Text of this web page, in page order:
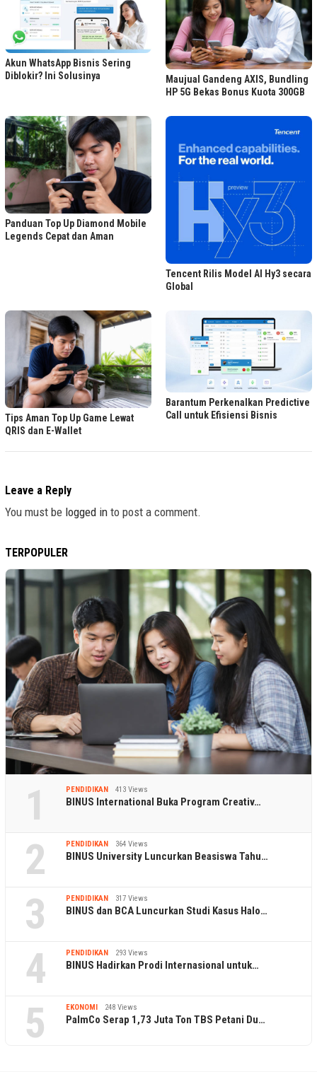
Akun WhatsApp Bisnis Sering
Diblokir? Ini Solusinya
Maujual Gandeng AXIS, Bundling
HP 5G Bekas Bonus Kuota 300GB
Panduan Top Up Diamond Mobile
Legends Cepat dan Aman
Tencent Rilis Model AI Hy3 secara
Global
Tips Aman Top Up Game Lewat
QRIS dan E-Wallet
Barantum Perkenalkan Predictive
Call untuk Efisiensi Bisnis
Leave a Reply
You must be logged in to post a comment.
TERPOPULER
1 PENDIDIKAN 413 Views
BINUS International Buka Program Creativ…
2 PENDIDIKAN 364 Views
BINUS University Luncurkan Beasiswa Tahu…
3 PENDIDIKAN 317 Views
BINUS dan BCA Luncurkan Studi Kasus Halo…
4 PENDIDIKAN 293 Views
BINUS Hadirkan Prodi Internasional untuk…
5 EKONOMI 248 Views
PalmCo Serap 1,73 Juta Ton TBS Petani Du…